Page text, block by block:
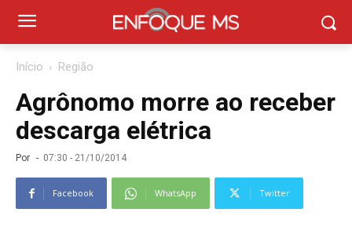
Início Região
Agrônomo morre ao receber
descarga elétrica
Por - 07:30 - 21/10/2014
Facebook WhatsApp Twitter